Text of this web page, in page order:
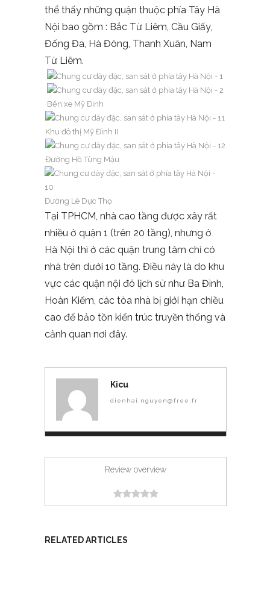
thể thấy những quận thuộc phía Tây Hà
Nội bao gồm : Bắc Từ Liêm, Cầu Giấy,
Đống Đa, Hà Đông, Thanh Xuân, Nam
Từ Liêm.
Bến xe Mỹ Đình
Khu đô thị Mỹ Đình II
Đường Hồ Tùng Mậu
Đường Lê Dực Thọ
Tại TPHCM, nhà cao tầng được xây rất
nhiều ở quận 1 (trên 20 tầng), nhưng ở
Hà Nội thì ở các quận trung tâm chỉ có
nhà trên dưới 10 tầng. Điều này là do khu
vực các quận nội đô lịch sử như Ba Đình,
Hoàn Kiếm, các tòa nhà bị giới hạn chiều
cao để bảo tồn kiến trúc truyền thống và
cảnh quan nơi đây.
Kicu
dienhai.nguyen@free.fr
Review overview
RELATED ARTICLES